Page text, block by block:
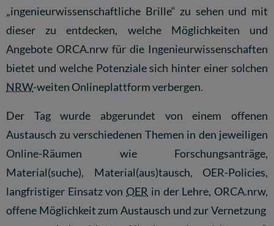
„ingenieurwissenschaftliche Brille“ zu sehen und mit
dieser zu entdecken, welche Möglichkeiten und
Angebote ORCA.nrw für die Ingenieurwissenschaften
bietet und welche Potenziale sich hinter einer solchen
NRW-weiten Onlineplattform verbergen.
Der Tag wurde abgerundet von einem offenen
Austausch zu verschiedenen Themen in den jeweiligen
Online-Räumen wie Forschungsanträge,
Material(suche), Material(aus)tausch, OER-Policies,
langfristiger Einsatz von OER in der Lehre, ORCA.nrw,
offene Möglichkeit zum Austausch und zur Vernetzung